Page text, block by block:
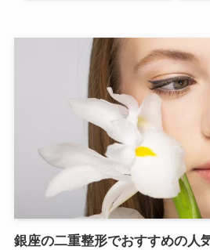
銀座の二重整形でおすすめの人